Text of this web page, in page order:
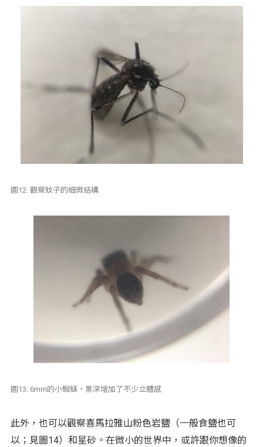
圖12. 觀察蚊子的細微結構
圖13. 6mm的小蜘蛛，景深增加了不少立體感
此外，也可以觀察喜馬拉雅山粉色岩鹽（一般食鹽也可
以；見圖14）和星砂。在微小的世界中，或許跟你想像的